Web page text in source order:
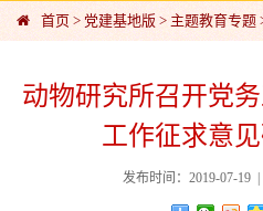
首页 > 党建基地版 > 主题教育专题
动物研究所召开党
工作征求意
发布时间：2019-07-19